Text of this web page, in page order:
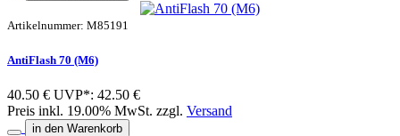
Artikelnummer: M85191
AntiFlash 70 (M6)
40.50 € UVP*: 42.50 €
Preis inkl. 19.00% MwSt. zzgl. Versand
in den Warenkorb